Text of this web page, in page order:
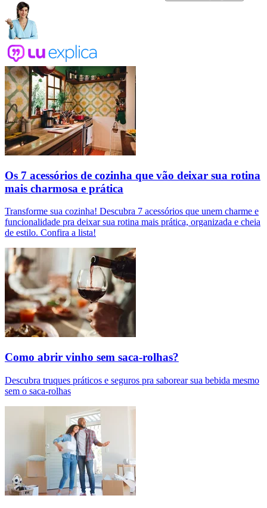
Os 7 acessórios de cozinha que vão deixar sua rotina
mais charmosa e prática
Transforme sua cozinha! Descubra 7 acessórios que unem charme e
funcionalidade pra deixar sua rotina mais prática, organizada e cheia
de estilo. Confira a lista!
Como abrir vinho sem saca-rolhas?
Descubra truques práticos e seguros pra saborear sua bebida mesmo
sem o saca-rolhas